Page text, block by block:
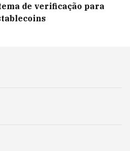
de verificação para